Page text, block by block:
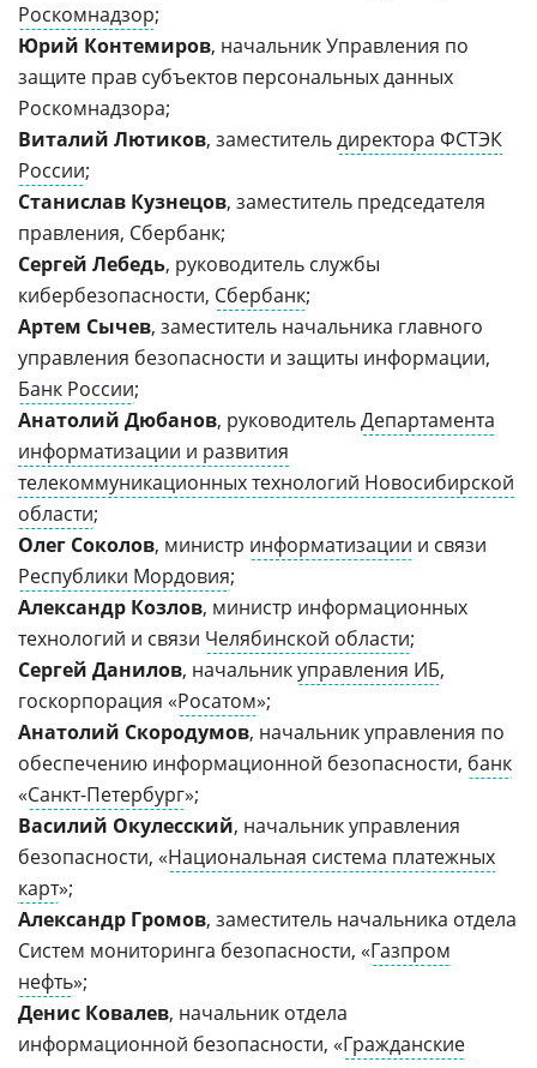
Роскомнадзор;
Юрий Контемиров, начальник Управления по
защите прав субъектов персональных данных
Роскомнадзора;
Виталий Лютиков, заместительдиректора ФСТЭК
России;
Станислав Кузнецов, заместитель председателя
правления, Сбербанк;
Сергей Лебедь, руководитель службы
кибербезопасности, Сбербанк;
Артем Сычев, заместитель начальника главного
управления безопасности и защиты информации,
Банк России;
Анатолий Дюбанов, руководительДепартамента
информатизации и развития
телекоммуникационных технологий Новосибирской
области;
Олег Соколов, министр информатизации и связи
Республики Мордовия;
Александр Козлов, министр информационных
технологий и связи Челябинской области;
Сергей Данилов, начальникуправления ИБ,
госкорпорация «Росатом»;
Анатолий Скородумов, начальник управления по
обеспечению информационной безопасности, банк
«Санкт-Петербург»;
Василий Окулесский, начальник управления
безопасности, «Национальная система платежных
карт»;
Александр Громов, заместитель начальника отдела
Систем мониторинга безопасности, «Газпром
нефть»;
Денис Ковалев, начальник отдела
информационной безопасности, «Гражданские